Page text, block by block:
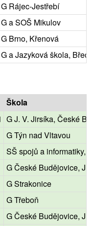
G Rájec-Jestřebí
G a SOŠ Mikulov
G Brno, Křenová
G a Jazyková škola,
Škola
G J. V. Jirsíka, České
G Týn nad Vltavou
SŠ spojů a informatiky,
G České Budějovice,
G Strakonice
G Třeboň
G České Budějovice,